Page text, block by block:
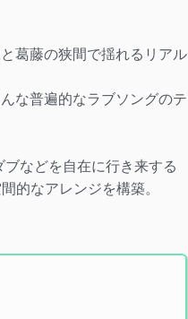
葛藤の狭間で揺れるリアル
な普遍的なラブソングのテ
などを自在に行き来する
的なアレンジを構築。